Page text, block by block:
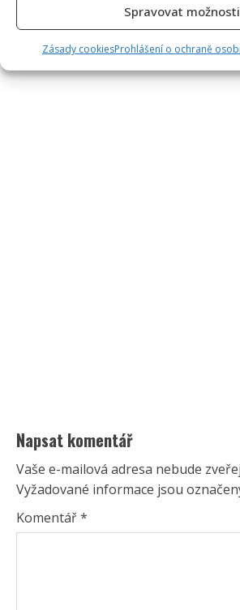
Spravovat možnosti
Zásady cookiesProhlášení o ochraně
Napsat komentář
Vaše e-mailová adresa nebude
Vyžadované informace jsou
Komentář*